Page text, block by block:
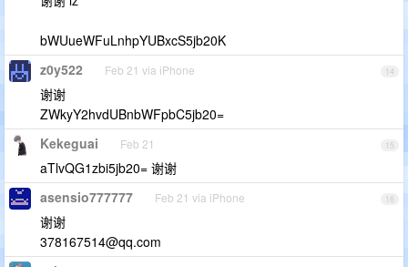
bWUueWFuLnhpYUBxcS5jb20K
14
z0y522 Feb 21 via iPhone
谢谢
ZWkyY2hvdUBnbWFpbC5jb20=
15
Kekeguai Feb 21
aTlvQG1zbi5jb20= 谢谢
16
asensio777777 Feb 21 via iPhone
谢谢
378167514@qq.com